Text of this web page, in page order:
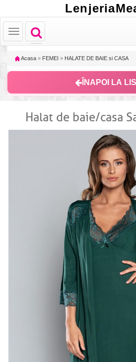
Toggle
navigation
Toggle
navigation
Acasa » FEMEI » HALATE DE BAIE si CASA
ÎNAPOI LA
Halat de baie/casa